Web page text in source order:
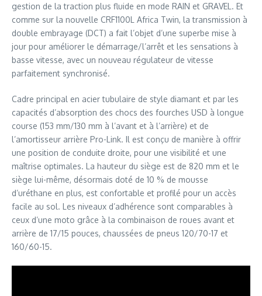
gestion de la traction plus fluide en mode RAIN et GRAVEL. Et
comme sur la nouvelle CRF1100L Africa Twin, la transmission à
double embrayage (DCT) a fait l’objet d’une superbe mise à
jour pour améliorer le démarrage/l’arrêt et les sensations à
basse vitesse, avec un nouveau régulateur de vitesse
parfaitement synchronisé.
Cadre principal en acier tubulaire de style diamant et par les
capacités d’absorption des chocs des fourches USD à longue
course (153 mm/130 mm à l’avant et à l’arrière) et de
l’amortisseur arrière Pro-Link. Il est conçu de manière à offrir
une position de conduite droite, pour une visibilité et une
maîtrise optimales. La hauteur du siège est de 820 mm et le
siège lui-même, désormais doté de 10 % de mousse
d’uréthane en plus, est confortable et profilé pour un accès
facile au sol. Les niveaux d’adhérence sont comparables à
ceux d’une moto grâce à la combinaison de roues avant et
arrière de 17/15 pouces, chaussées de pneus 120/70-17 et
160/60-15.